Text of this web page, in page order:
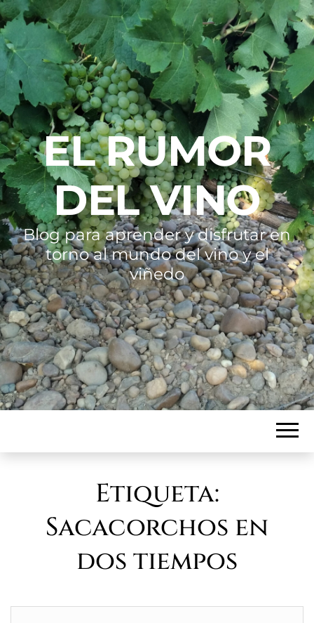
EL RUMOR
DEL VINO
Blog para aprender y disfrutar en
torno al mundo del vino y el
viñedo
Etiqueta:
Sacacorchos en
dos tiempos